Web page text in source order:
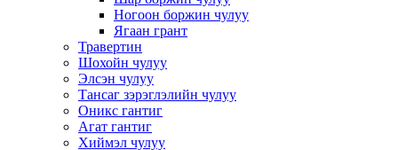
Ногоон боржин чулуу
Ягаан грант
Травертин
Шохойн чулуу
Элсэн чулуу
Тансаг зэрэглэлийн чулуу
Оникс гантиг
Агат гантиг
Хиймэл чулуу